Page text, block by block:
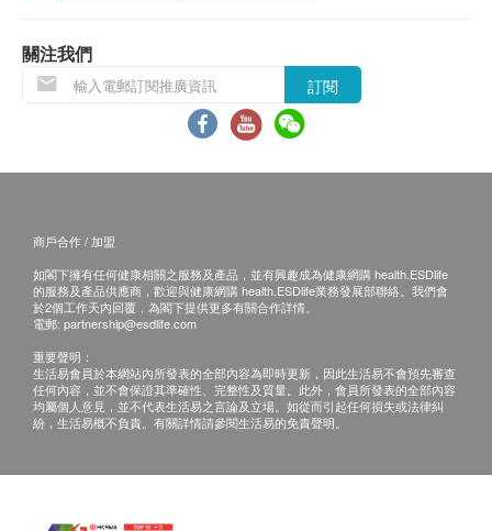
全面至尊健康檢查計劃、標準健康檢查計劃、婚前健康
評估計劃：
進行健康檢查後，一般情況下，需大概14個工作天跟進
A. 本地客戶:
(2) 視像複診: 親身或授權親友自取報告。報告亦可以電
郵或平郵方式寄送 。(客人需自行承擔郵寄報告之風
險。)
B. 國內客戶或海外客人:
(1) 完成所有測試之日起三個月內複診。
(2) 視像複診: 親身或授權親友自取報告。報告亦可以電
郵或郵寄方式寄送 。(需要另行收取郵費及客人自行承
進行健康檢查後，一般情況下，需大概14個工作天跟進
關注我們
訂閱
商戶合作 / 加盟
如閣下擁有任何健康相關之服務及產品，並有興趣成為健康網購 health.ESDlife
的服務及產品供應商，歡迎與健康網購 health.ESDlife業務發展部聯絡。我們會
於2個工作天內回覆，為閣下提供更多有關合作詳情。
電郵: partnership@esdlife.com
重要聲明：
生活易會員於本網站內所發表的全部內容為即時更新，因此生活易不會預先審查
任何內容，並不會保證其準確性、完整性及質量。此外，會員所發表的全部內容
均屬個人意見，並不代表生活易之言論及立場。如從而引起任何損失或法律糾
紛，生活易概不負責。有關詳情請參閱生活易的免責聲明。